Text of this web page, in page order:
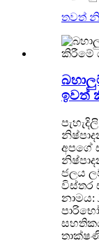
තවත්
ඉවත්
අපගේ
ජලය
විස්තර
නාමය:
සහතිකය: